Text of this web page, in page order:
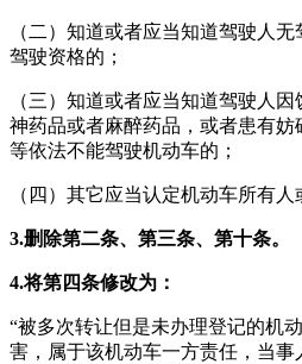
（二）知道或者应当知道驾驶人
驾驶资格的；
（三）知道或者应当知道驾驶人
神药品或者麻醉药品，或者患有
等依法不能驾驶机动车的；
（四）其它应当认定机动车所有人
3.删除第二条、第三条、第十条。
4.将第四条修改为：
“被多次转让但是未办理登记的机
害，属于该机动车一方责任，当